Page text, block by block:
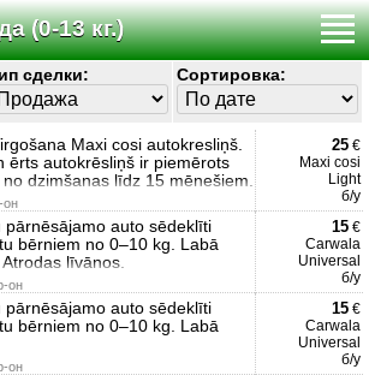
(0-13 кг.)
сделки: Сортировка:
Maxi cosi autokresliņš.
ērts autokrēsliņš ir piemērots
dzimšanas līdz 15 mēnešiem.
он
25 €
Maxi cosi
Light
б/у
pārnēsājamo auto sēdeklīti
bērniem no 0–10 kg. Labā
līvānos.
он
15 €
Carwala
Universal
б/у
pārnēsājamo auto sēdeklīti
bērniem no 0–10 kg. Labā
он
15 €
Carwala
Universal
б/у